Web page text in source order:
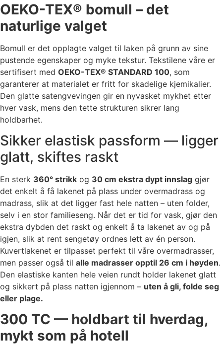
OEKO-TEX® bomull – det
naturlige valget
Bomull er det opplagte valget til laken på grunn av sine
pustende egenskaper og myke tekstur. Tekstilene våre er
sertifisert med OEKO-TEX® STANDARD 100, som
garanterer at materialet er fritt for skadelige kjemikalier.
Den glatte satengvevingen gir en nyvasket mykhet etter
hver vask, mens den tette strukturen sikrer lang
holdbarhet.
Sikker elastisk passform — ligger
glatt, skiftes raskt
En sterk 360° strikk og 30 cm ekstra dypt innslag gjør
det enkelt å få lakenet på plass under overmadrass og
madrass, slik at det ligger fast hele natten – uten folder,
selv i en stor familieseng. Når det er tid for vask, gjør den
ekstra dybden det raskt og enkelt å ta lakenet av og på
igjen, slik at rent sengetøy ordnes lett av én person.
Kuvertlakenet er tilpasset perfekt til våre overmadrasser,
men passer også til alle madrasser opptil 26 cm i høyden.
Den elastiske kanten hele veien rundt holder lakenet glatt
og sikkert på plass natten igjennom – uten å gli, folde seg
eller plage.
300 TC — holdbart til hverdag,
mykt som på hotell